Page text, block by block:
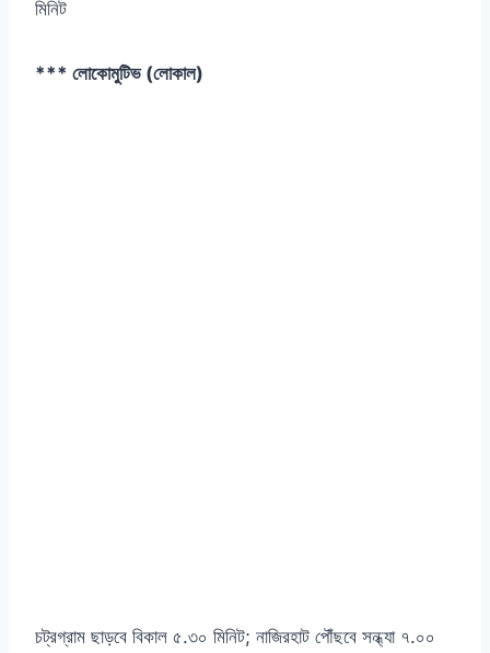
মিনিট
*** লোকোমুটিভ (লোকাল)
চট্রগ্রাম ছাড়বে বিকাল ৫.৩০ মিনিট; নাজিরহাট পৌঁছবে সন্ধ্যা ৭.০০